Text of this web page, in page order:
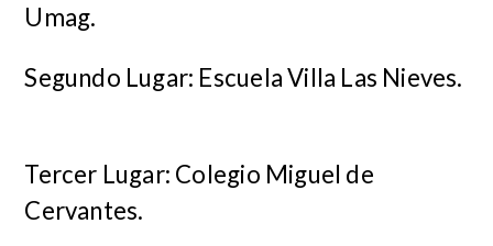
Umag.
Segundo Lugar: Escuela Villa Las Nieves.
Tercer Lugar: Colegio Miguel de
Cervantes.